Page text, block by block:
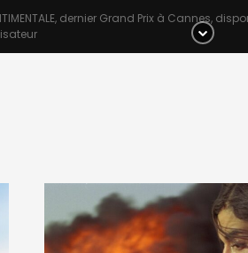
dernier Grand Prix à Cannes,